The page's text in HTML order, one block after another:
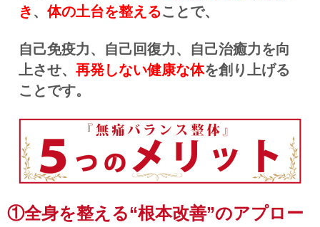
き 、 体の土台を整えることで、
自己免疫力、自己回復力、自己治癒力を向
上させ、 再発しない健康な体を創り上げる
ことです。
①全身を整える“根本改善”のアプロー